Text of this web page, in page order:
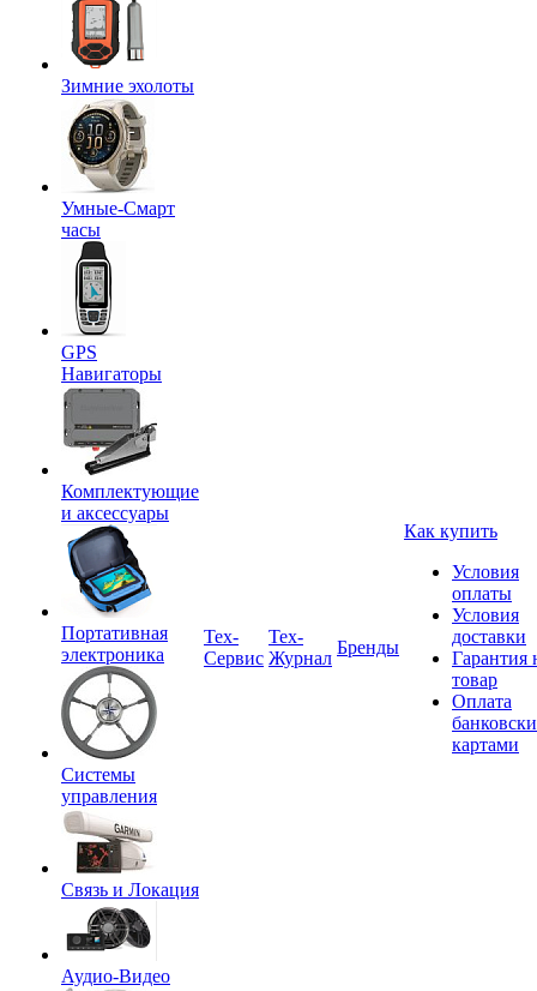
Зимние эхолоты
Умные-Смарт
часы
GPS
Навигаторы
Комплектующие
и аксессуары
Портативная
электроника
Системы
управления
Связь и Локация
Аудио-Видео
Tex-
Сервис
Тех-
Журнал
Бренды
Как купить
Условия
оплаты
Условия
доставки
Гарантия
товар
Оплата
картами